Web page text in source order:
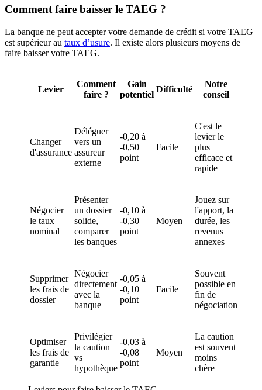
Comment faire baisser le TAEG ?
La banque ne peut accepter votre demande de crédit si votre TAEG
est supérieur au taux d’usure. Il existe alors plusieurs moyens de
faire baisser votre TAEG.
Levier
Comment
faire ?
Gain
potentiel
Difficulté
Notre
conseil
Changer
d'assurance
Déléguer
vers un
assureur
externe
-0,20 à
-0,50
point
Facile
C'est le
levier le
plus
efficace et
rapide
Négocier
le taux
nominal
Présenter
un dossier
solide,
comparer
les banques
-0,10 à
-0,30
point
Moyen
Jouez sur
l'apport, la
durée, les
revenus
annexes
Supprimer
les frais de
dossier
Négocier
directement
avec la
banque
-0,05 à
-0,10
point
Facile
Souvent
possible en
fin de
négociation
Optimiser
les frais de
garantie
Privilégier
la caution
vs
hypothèque
-0,03 à
-0,08
point
Moyen
La caution
est souvent
moins
chère